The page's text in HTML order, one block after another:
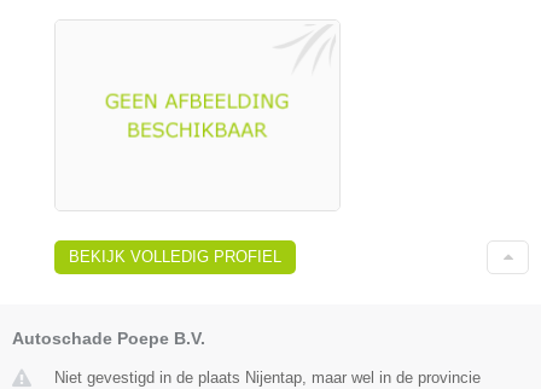
BEKIJK VOLLEDIG PROFIEL
Autoschade Poepe B.V.
Niet gevestigd in de plaats Nijentap, maar wel in de provincie